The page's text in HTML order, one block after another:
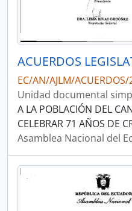
ACUERDOS
EC/AN/AJLM/
Unidad documental
A LA POBLACIÓN DEL
CELEBRAR 71 AÑOS DE
Asamblea Nacional del